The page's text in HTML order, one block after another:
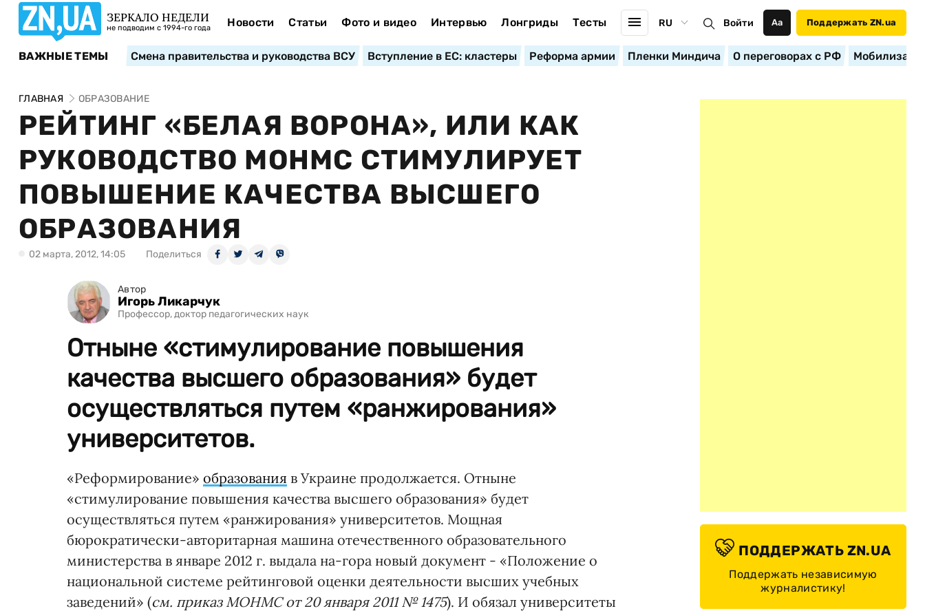
ЗЕРКАЛО НЕДЕЛИ
не подводим с 1994-го года Новости Статьи Фото и видео Интервью Лонгриды Тесты RU Войти Аа Поддержать ZN.ua
ВАЖНЫЕ ТЕМЫ Смена правительства и руководства ВСУ Вступление в ЕС: кластеры Реформа армии Пленки Миндича О переговорах с РФ
ГЛАВНАЯ ОБРАЗОВАНИЕ
РЕЙТИНГ «БЕЛАЯ ВОРОНА», ИЛИ КАК
РУКОВОДСТВО МОНМС СТИМУЛИРУЕТ
ПОВЫШЕНИЕ КАЧЕСТВА ВЫСШЕГО
ОБРАЗОВАНИЯ
02 марта, 2012, 14:05 Поделиться
Автор
Игорь Ликарчук
Профессор, доктор педагогических наук
Отныне «стимулирование повышения
качества высшего образования» будет
осуществляться путем «ранжирования»
университетов.
«Реформирование» образования в Украине продолжается. Отныне
«стимулирование повышения качества высшего образования» будет
осуществляться путем «ранжирования» университетов. Мощная
бюрократически-авторитарная машина отечественного образовательного
министерства в январе 2012 г. выдала на-гора новый документ - «Положение о
национальной системе рейтинговой оценки деятельности высших учебных
заведений» (см. приказ МОНМС от 20 января 2011 № 1475). И обязал университеты
ПОДДЕРЖАТЬ ZN.UA
Поддержать независимую
журналистику!